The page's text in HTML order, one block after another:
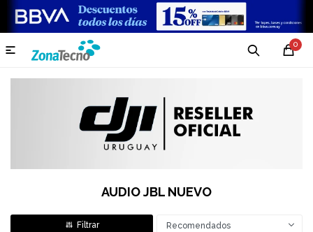
0

AUDIO JBL NUEVO
Recomendados